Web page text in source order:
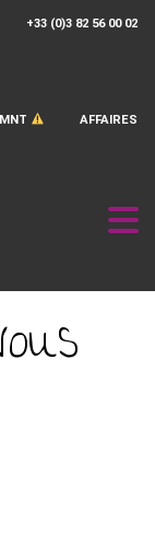
+33 (0)3 82 56 00 02
AFFAIRES